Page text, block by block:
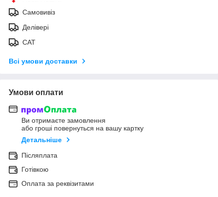
Самовивіз
Делівері
САТ
Всі умови доставки
Умови оплати
Ви отримаєте замовлення
або гроші повернуться на вашу картку
Детальніше
Післяплата
Готівкою
Оплата за реквізитами